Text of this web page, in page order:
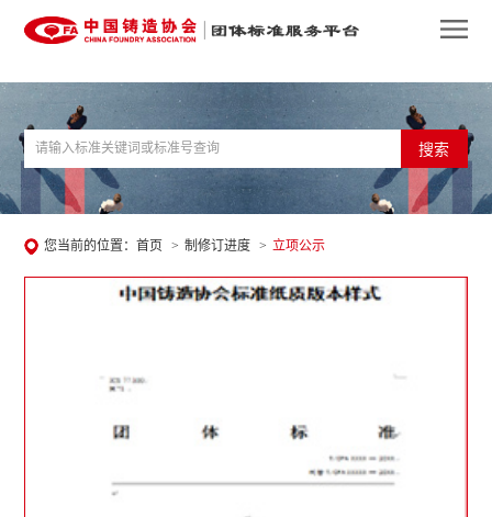
搜索
您当前的位置：首页 > 制修订进度 > 立项公示